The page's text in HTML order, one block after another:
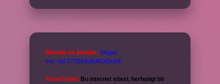
Reklam ve İletişim: Skype:
live:.cid.575569c608265c69
Yasal Uyarı: Bu internet sitesi, herhangi bir